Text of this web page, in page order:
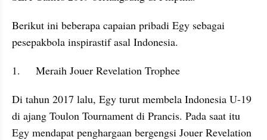
Berikut ini beberapa capaian pribadi Egy sebagai
pesepakbola inspirastif asal Indonesia.
1.	Meraih Jouer Revelation Trophee
Di tahun 2017 lalu, Egy turut membela Indonesia U-19
di ajang Toulon Tournament di Prancis. Pada saat itu
Egy mendapat penghargaan bergengsi Jouer Revelation